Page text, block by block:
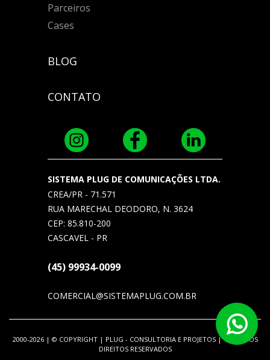
Parceiros
Cases
BLOG
CONTATO
SISTEMA PLUG DE COMUNICAÇÕES LTDA.
CREA/PR - 71.571
RUA MARECHAL DEODORO, N. 3624
CEP: 85.810-200
CASCAVEL - PR
(45) 99934-0099
COMERCIAL@SISTEMAPLUG.COM.BR
2000-2026 | © COPYRIGHT | PLUG - CONSULTORIA E PROJETOS | TODOS OS
DIREITOS RESERVADOS